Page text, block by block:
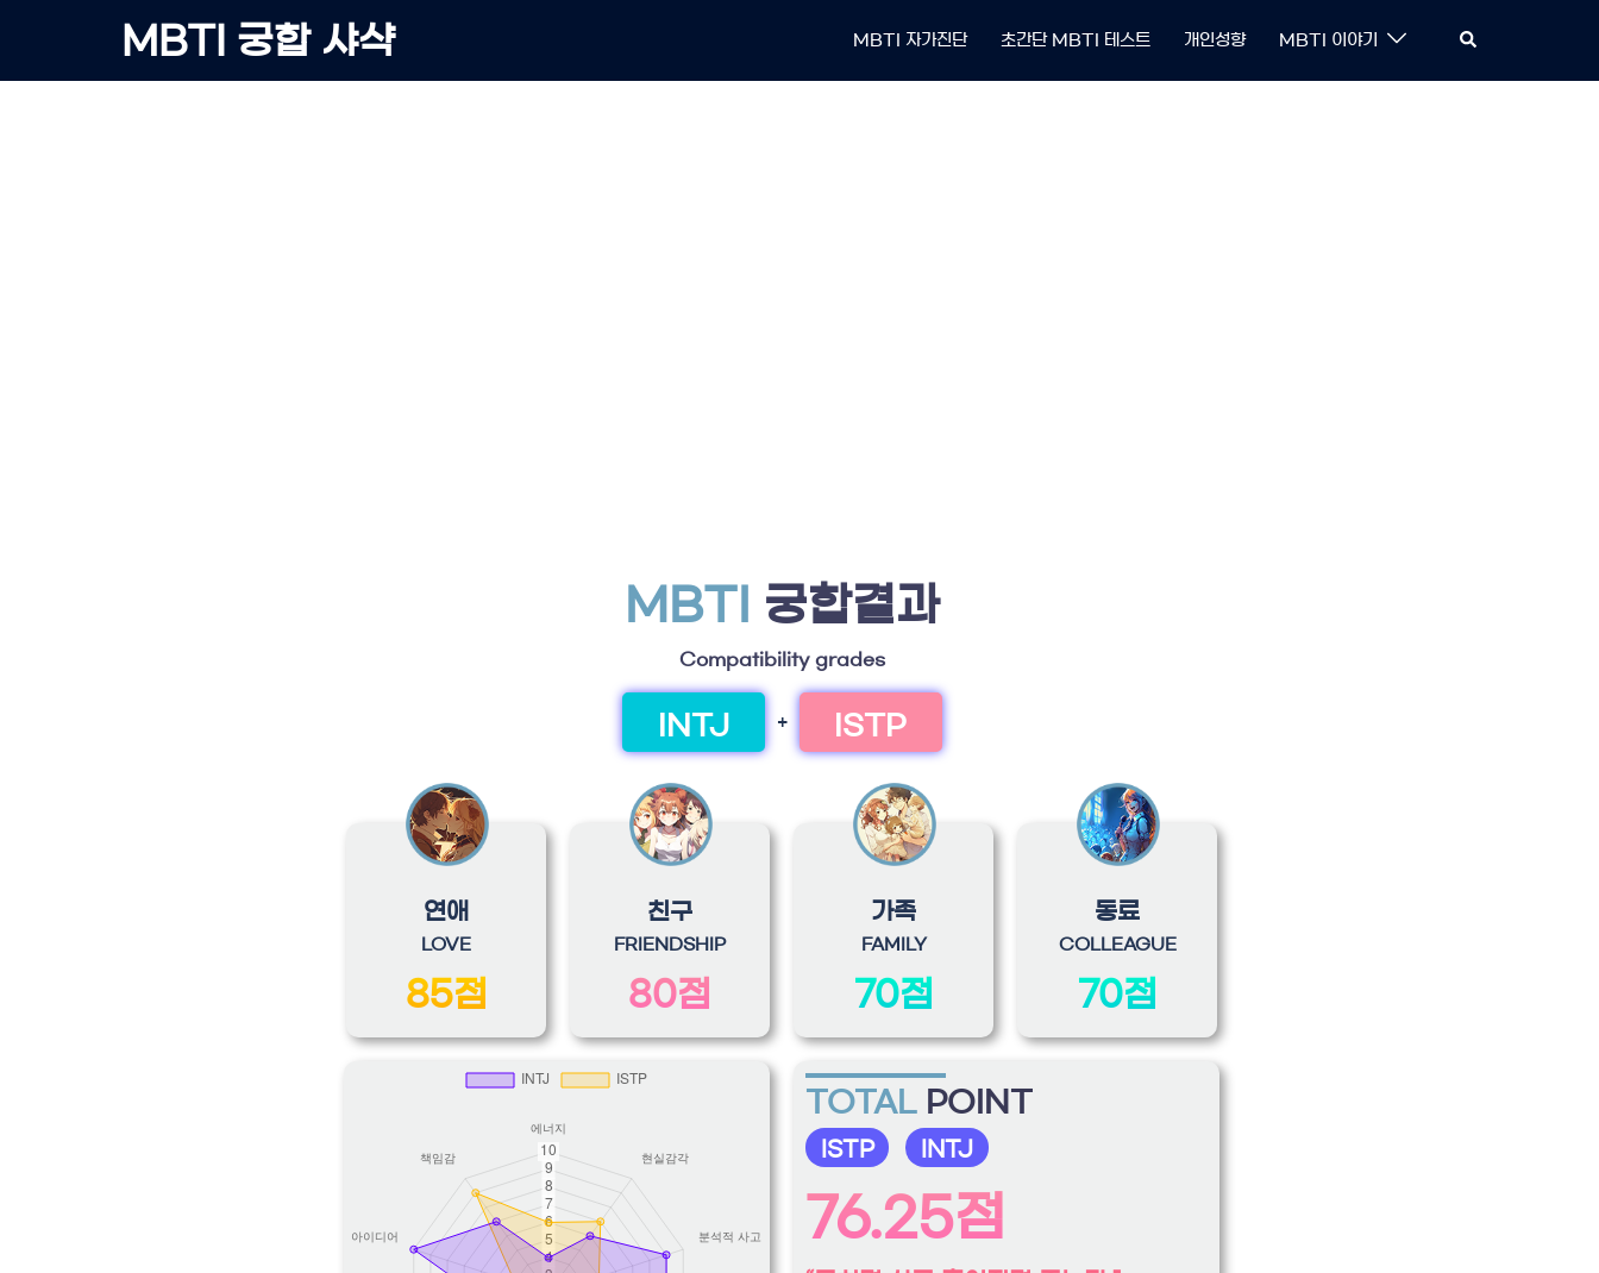
content
MBTI 궁합 샤샥 MBTI 자가진단 초간단 MBTI 테스트 개인성향 MBTI 이야기 Search
MBTI 궁합결과
Compatibility grades
INTJ + ISTP
연애
LOVE
85점
친구
FRIENDSHIP
80점
가족
FAMILY
70점
동료
COLLEAGUE
70점
TOTAL POINT
ISTP INTJ
76.25점